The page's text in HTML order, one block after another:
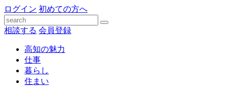
ログイン 初めての方へ
相談する 会員登録
高知の魅力
仕事
暮らし
住まい